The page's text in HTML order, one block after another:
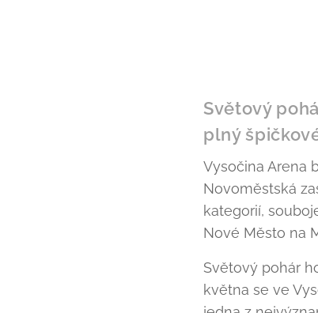
Světový
plný
Vysočina Arena
Novoměstská
kategorií,
Nové Město na
Světový pohár
května se ve